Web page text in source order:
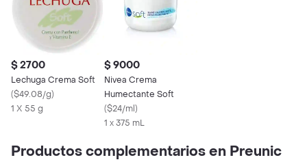
$ 2700
Lechuga Crema Soft
($49.08/g)
1 X 55 g
$ 9000
Nivea Crema
Humectante Soft
($24/ml)
1 x 375 mL
Productos complementarios en Preunic